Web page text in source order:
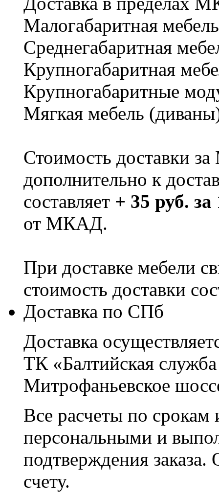
Малогабаритная
Cреднегабаритная
Крупногабаритная
Крупногабаритные
Мягкая мебель
Стоимость доставки
дополнительно к
составляет + 35 руб.
от МКАД.
При доставке мебели
стоимость доставки
Доставка по СПб
Доставка
ТК «Балтийская
Митрофаньевское
Все расчеты по срокам
персональными и
подтверждения заказа.
счету.